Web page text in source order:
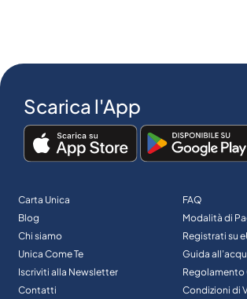
Scarica l'App
Carta Unica
Blog
Chi siamo
Unica Come Te
Iscriviti alla Newsletter
Contatti
FAQ
Modalità di
Registrati su
Guida
Regolamento
Condizioni di